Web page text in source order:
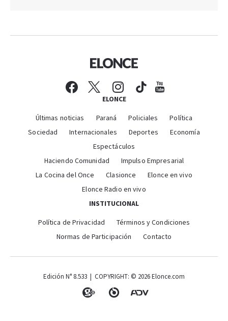
ELONCE
Últimas noticias Paraná Policiales
Política
Sociedad
Internacionales Deportes
Economía
Espectáculos
Haciendo Comunidad
Impulso Empresarial
La Cocina del Once
Clasionce
Elonce en vivo
Elonce Radio en vivo
INSTITUCIONAL
Política de Privacidad
Términos y Condiciones
Normas de Participación
Contacto
Edición N° 8.533 | COPYRIGHT: © 2026 Elonce.com